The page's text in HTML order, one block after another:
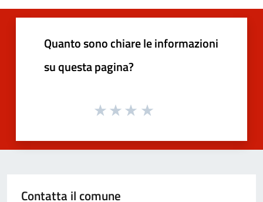
Quanto sono chiare le informazioni
su questa pagina?
Contatta il comune